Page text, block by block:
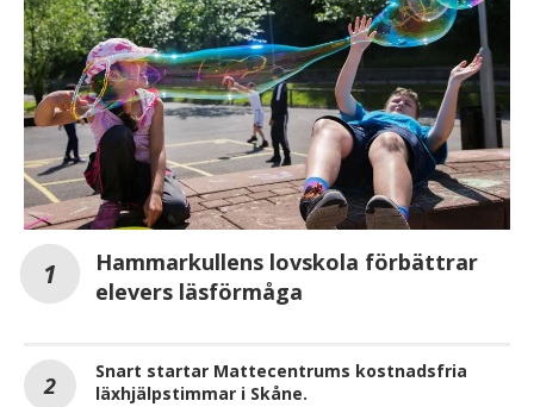
Hammarkullens lovskola förbättrar
elevers läsförmåga
Snart startar Mattecentrums kostnadsfria
läxhjälpstimmar i Skåne.